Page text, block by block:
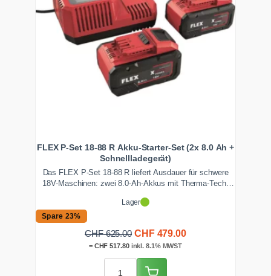
FLEX P-Set 18-88 R Akku-Starter-Set (2x 8.0 Ah +
Schnellladegerät)
Das FLEX P-Set 18-88 R liefert Ausdauer für schwere
18V-Maschinen: zwei 8.0-Ah-Akkus mit Therma-Tech-
Ladestrom und LCD-Display. Ideal für Trennschleifer und
Poliermaschinen. Ab Lager Zentralschweiz schnell
Lager
Spare 23%
CHF625.00 Ursprünglicher
Preis
war:
CHF 625.00
CHF479.00Aktueller
= CHF 517.80inkl. 8.1% MWST